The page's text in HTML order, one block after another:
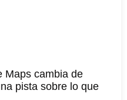
Maps cambia de
pista sobre lo que